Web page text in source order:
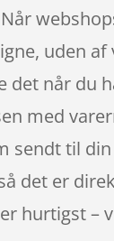
uden
det når du
med
til
det er
hurtigst –